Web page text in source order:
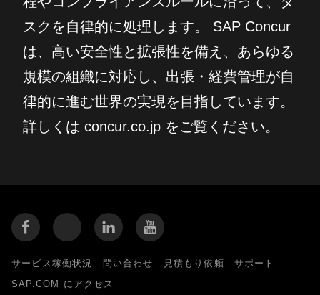
スクを自律的に処理します。 SAP Concur
は、高い安全性と拡張性を備え、あらゆる
規模の組織に対応し、出張・経費管理が自
律的に進む世界の実現を目指しています。
詳しくは concur.co.jp をご覧ください。
サービス稼働状況 問い合わせ 見積もり依頼
サポート
SAP.COM にアクセス